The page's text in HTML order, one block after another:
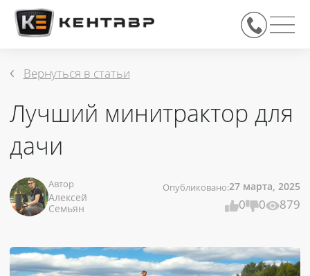
Вернуться в статьи
Лучший минитрактор для
дачи
Автор
Алексей
Семьян
Опубликовано:27 марта, 2025
0 0 879